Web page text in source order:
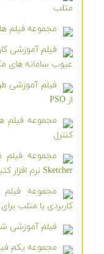
متلب
مجموعه فیلم
فیلم آموزشی
عیوب سامانه های
از PSO
مجموعه فیلم
کنترل
مجموعه
Sketcher نرم افزار کتیا (CATIA)
مجموعه
کاربردی با متلب
فیلم آموزشی
مجموعه یکم